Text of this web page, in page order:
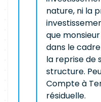
nature, ni la
que
dans le
la reprise de
structure.
Compte à
résiduelle.